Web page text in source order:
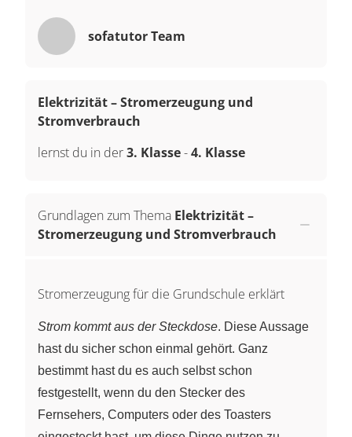
sofatutor Team
Elektrizität – Stromerzeugung und
Stromverbrauch
lernst du in der3. Klasse-4. Klasse
Grundlagen zum Thema Elektrizität –
Stromerzeugung und Stromverbrauch
Stromerzeugung für die Grundschule erklärt
Strom kommt aus der Steckdose. Diese Aussage
hast du sicher schon einmal gehört. Ganz
bestimmt hast du es auch selbst schon
festgestellt, wenn du den Stecker des
Fernsehers, Computers oder des Toasters